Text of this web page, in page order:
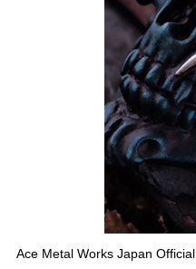
Ace Metal Works Japan Official